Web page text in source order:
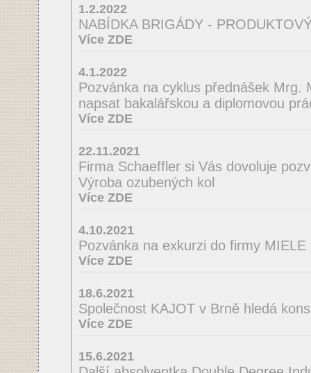
1.2.2022
NABÍDKA BRIGÁDY -
Více ZDE
4.1.2022
Pozvánka na cyklus přednášek Mrg.
napsat bakalářskou a diplomovou
Více ZDE
22.11.2021
Firma Schaeffler si Vás dovoluje
Výroba ozubených kol
Více ZDE
4.10.2021
Pozvánka na exkurzi do firmy MIELE
Více ZDE
18.6.2021
Společnost KAJOT v Brně hledá
Více ZDE
15.6.2021